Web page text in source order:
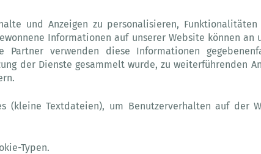
und Anzeigen zu personalisieren,
Informationen auf unserer Website können an
Partner verwenden diese Informationen
der Dienste gesammelt wurde, zu weiterführenden
(kleine Textdateien), um Benutzerverhalten auf der
Typen.